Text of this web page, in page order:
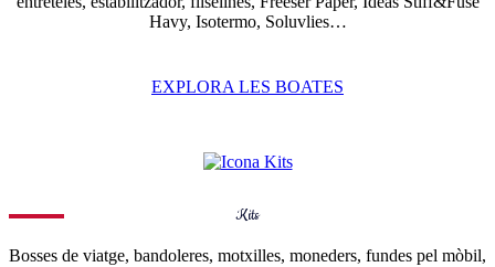
Havy, Isotermo, Soluvlies…
EXPLORA LES BOATES
Kits
Bosses de viatge, bandoleres, motxilles, moneders, fundes pel mòbil,